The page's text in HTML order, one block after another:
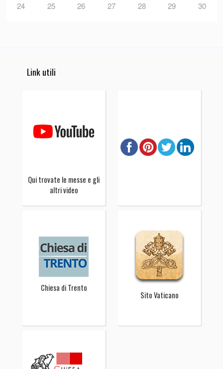
24 25 26 27 28 29 30
Link utili
Qui trovate le messe e gli
altri video
Chiesa di Trento
Sito Vaticano